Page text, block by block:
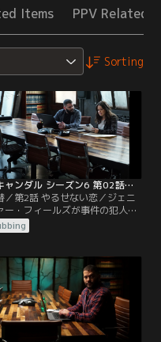
Items PPV Related
Sorting
スキャンダル シーズン6 第02話／吹替
／第2話 やるせない恋／ジェニ
ー・フィールズが事件の犯人を
通報した翌日、山小屋ごと爆破
たことから、オリヴィアはある
、グラントは既に拘束されてい
ルソン・マクリントックの単独
説を支持する。現場の証拠はマ
ントックがフランキーの事件に
したことを示しているものの、
は否認。